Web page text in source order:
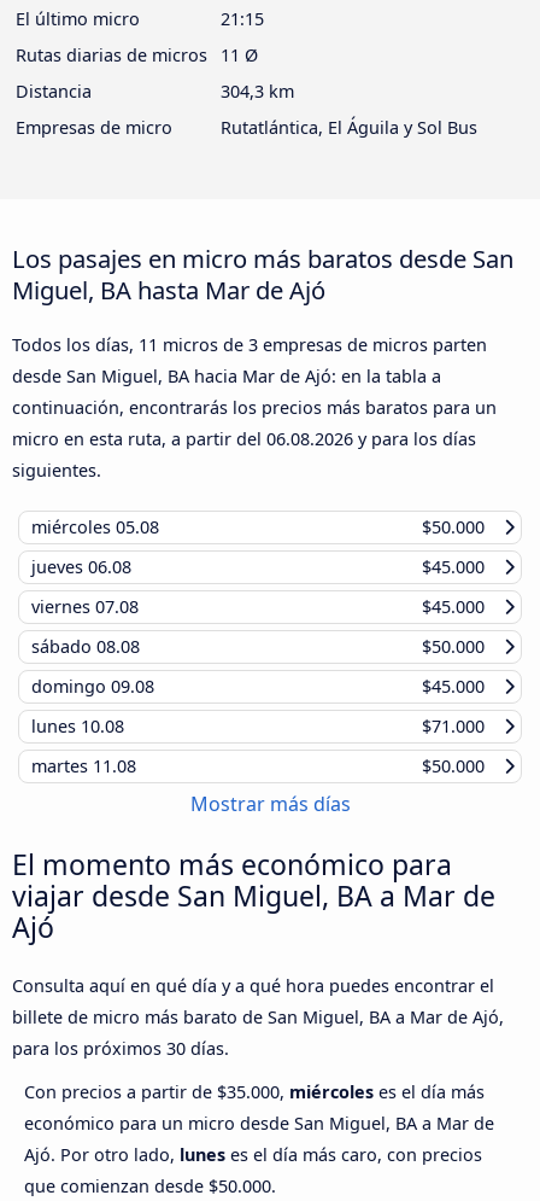
El último micro
21:15
Rutas diarias de micros
11 Ø
Distancia
304,3 km
Empresas de micro
Rutatlántica, El Águila y Sol Bus
Los pasajes en micro más baratos desde San
Miguel, BA hasta Mar de Ajó
Todos los días, 11 micros de 3 empresas de micros parten
desde San Miguel, BA hacia Mar de Ajó: en la tabla a
continuación, encontrarás los precios más baratos para un
micro en esta ruta, a partir del 06.08.2026 y para los días
siguientes.
miércoles 05.08
$50.000
jueves 06.08
$45.000
viernes 07.08
$45.000
sábado 08.08
$50.000
domingo 09.08
$45.000
lunes 10.08
$71.000
martes 11.08 $50.000
Mostrar más días
El momento más económico para
viajar desde San Miguel, BA a Mar de
Ajó
Consulta aquí en qué día y a qué hora puedes encontrar el
billete de micro más barato de San Miguel, BA a Mar de Ajó,
para los próximos 30 días.
Con precios a partir de $35.000, miércoles es el día más
económico para un micro desde San Miguel, BA a Mar de
Ajó. Por otro lado, lunes es el día más caro, con precios
que comienzan desde $50.000.